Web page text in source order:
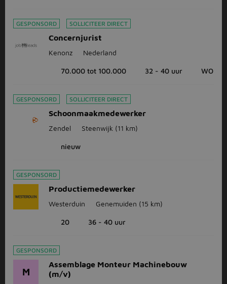
GESPONSORD SOLLICITEER DIRECT
Concernjurist
Kenonz Nederland
70.000 tot 100.000 32 - 40 uur WO
GESPONSORD SOLLICITEER DIRECT
Schoonmaakmedewerker
Zendel Steenwijk (11 km)
nieuw
GESPONSORD
Productiemedewerker
Westerduin Genemuiden (15 km)
20 36 - 40 uur
GESPONSORD
M
Assemblage Monteur Machinebouw
(m/v)